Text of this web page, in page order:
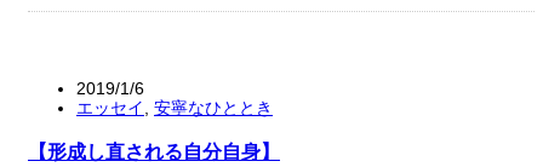
2019/1/6
エッセイ
安寧なひととき
【形成し直される自分自身】